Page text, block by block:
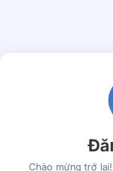
Chào mừng trở